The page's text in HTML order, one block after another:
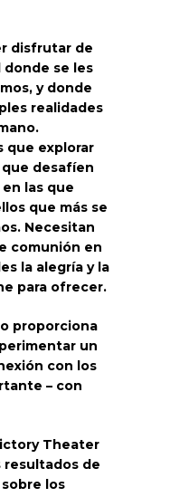
disfrutar de
se les
y donde
realidades
que explorar
desafíen
las que
que más se
Necesitan
comunión en
la alegría y la
para ofrecer.
proporciona
un
con los
– con
Theater
resultados de
los